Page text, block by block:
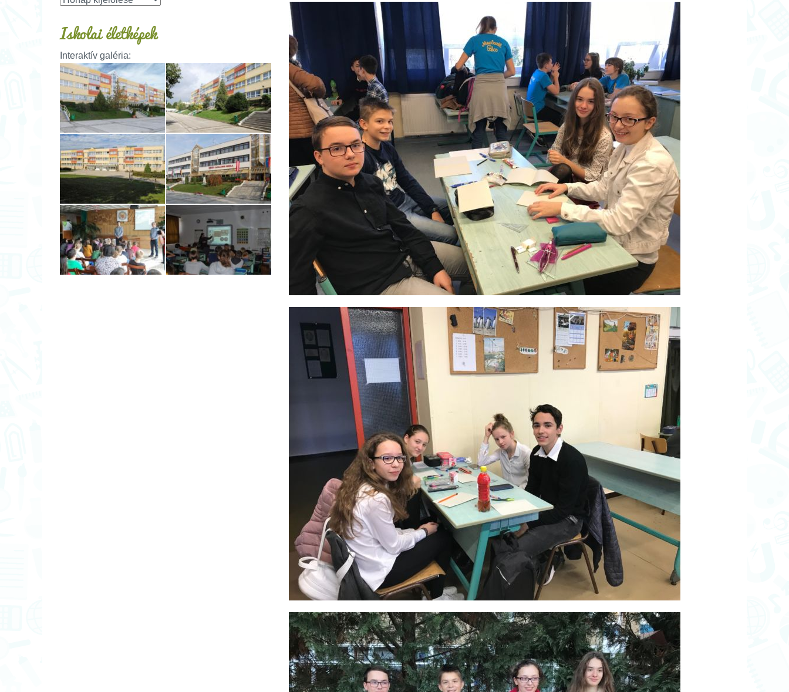
Iskolai életképek
Interaktív galéria: